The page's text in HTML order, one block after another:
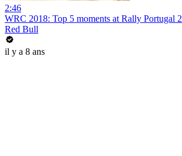
2:46
WRC 2018: Top 5 moments at Rally Portugal
Red Bull
il y a 8 ans